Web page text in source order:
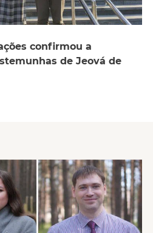
confirmou a
de Jeová de